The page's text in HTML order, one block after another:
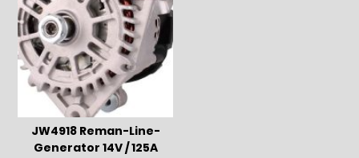
JW4918 Reman-Line-
Generator 14V / 125A